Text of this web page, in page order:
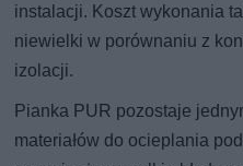
instalacji. Koszt wykonania
niewielki w porównaniu z
izolacji.
Pianka PUR pozostaje
materiałów do ocieplania